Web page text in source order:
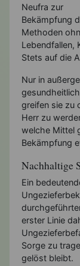
Neufra zur
Bekämpfung
Methoden
Lebendfallen,
Stets auf die
Nur in
greifen sie zu
Herr zu
welche Mittel
Bekämpfung
Nachhaltige
Ein
erster Linie
Sorge zu
gelöst bleibt.